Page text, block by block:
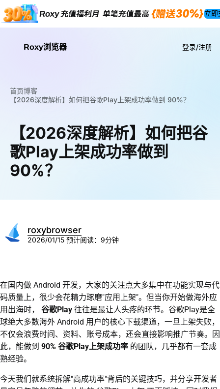
立即
Roxy浏览器 登录/注册
首页博客
【2026深度解析】如何把谷歌Play上架成功率做到 90%？
【2026深度解析】如何把谷
歌Play上架成功率做到
90%？
roxybrowser
2026/01/15 预计阅读：9分钟
在国内做 Android 开发，大家的关注点大多集中在功能实现与代
码质量上，很少会花精力琢磨"应用上架"。但当你开始做海外应
用出海时， 谷歌Play 往往是最让人头疼的环节。谷歌Play是全
球绝大多数海外 Android 用户的核心下载渠道，一旦上架失败，
不仅会浪费时间、资料、账号成本，还会直接影响推广节奏。因
此，能做到 90% 谷歌Play上架成功率 的团队，几乎都有一套成
熟经验。
今天我们就系统拆解"高成功率"背后的关键技巧，并分享开发者